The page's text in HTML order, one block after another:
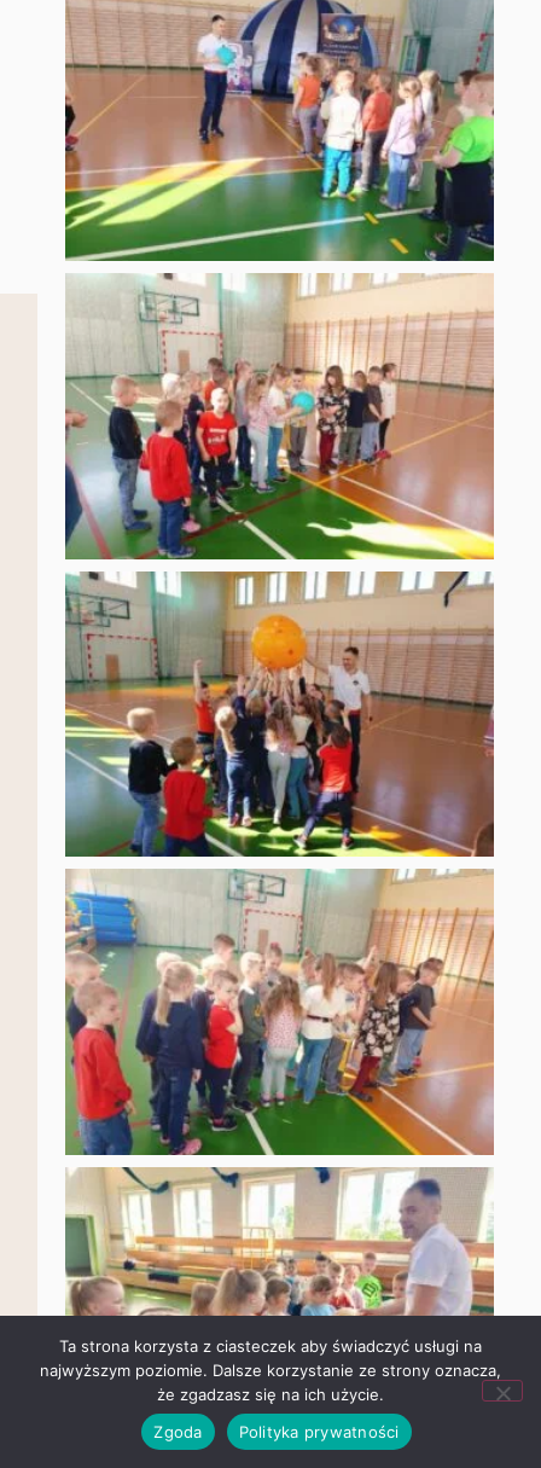
Ta strona korzysta z ciasteczek aby świadczyć usługi na
najwyższym poziomie. Dalsze korzystanie ze strony oznacza,
że zgadzasz się na ich użycie.
Zgoda
Polityka prywatności